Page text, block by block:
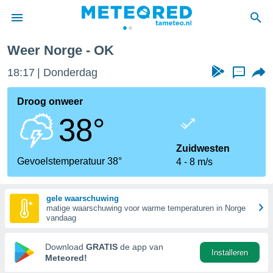
door
verstrekte
hoge
hebt de
voor
op basis
Weer Norge - OK
18:17 Donderdag ...
Droog onweer
38°
Gevoelstemperatuur 38°
Zuidwesten
4
8 m/s
gele waarschuwing
matige waarschuwing voor warme temperaturen in Norge
vandaag
Download GRATIS de app van
Meteored!
Installeren